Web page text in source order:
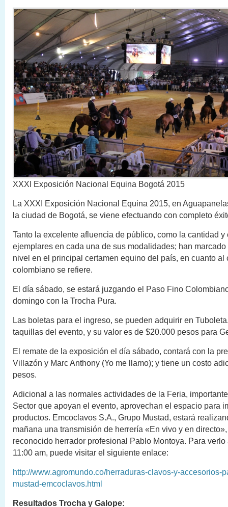
XXXI Exposición Nacional Equina Bogotá 2015
La XXXI Exposición Nacional Equina 2015, en
la ciudad de Bogotá, se viene efectuando con completo
Tanto la excelente afluencia de público, como la cantidad y
ejemplares en cada una de sus modalidades; han
nivel en el principal certamen equino del país, en cuanto al
colombiano se refiere.
El día sábado, se estará juzgando el Paso Fino
domingo con la Trocha Pura.
Las boletas para el ingreso, se pueden adquirir en
taquillas del evento, y su valor es de $20.000 pesos para
El remate de la exposición el día sábado, contará con la
Villazón y Marc Anthony (Yo me llamo); y tiene un costo
pesos.
Adicional a las normales actividades de la Feria,
Sector que apoyan el evento, aprovechan el espacio para
productos. Emcoclavos S.A., Grupo Mustad, estará
mañana una transmisión de herrería «En vivo y en
reconocido herrador profesional Pablo Montoya. Para verlo
11:00 am, puede visitar el siguiente enlace:
http://www.agromundo.co/herraduras-clavos-y-accesorios-
mustad-emcoclavos.html
Resultados Trocha y Galope: